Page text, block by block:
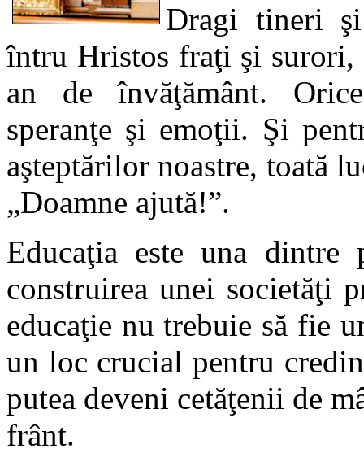
Dragi tineri
întru Hristos fraţi şi
an de învăţământ.
speranţe şi emoţii. Şi
aşteptărilor noastre, toată
„Doamne ajută!”.
Educaţia este una dintre
construirea unei societăţi
educaţie nu trebuie să fie
un loc crucial pentru
putea deveni cetăţenii de
frânt.